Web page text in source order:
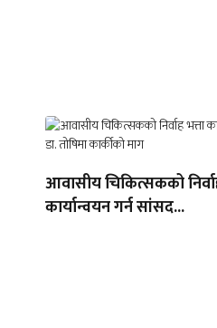
आवासीय चिकित्सकको
कार्यान्वयन गर्न सांसद...